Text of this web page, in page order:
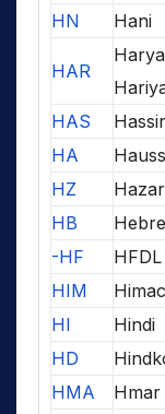
HN
Hani
HAR
HAS
HA
HZ
HB
-HF
HIM
HI
Hindi
HD
HMA
Hmar